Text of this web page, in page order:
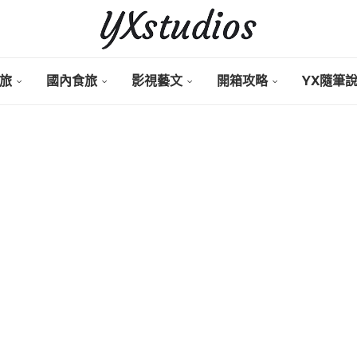
國內食旅 影視藝文 開箱攻略 YX隨筆說